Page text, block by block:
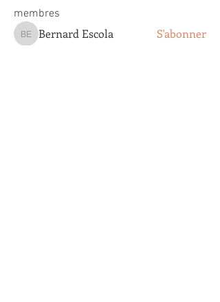
membres
Bernard Escola
Bernard Escola S'abonner